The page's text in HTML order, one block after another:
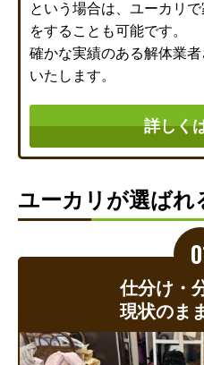
という場合は、ユーカリ
をすることも可能です。
確かな実績のある解体業
いたします。
詳しく
ユーカリが選ばれ
仕分け・
現状のま